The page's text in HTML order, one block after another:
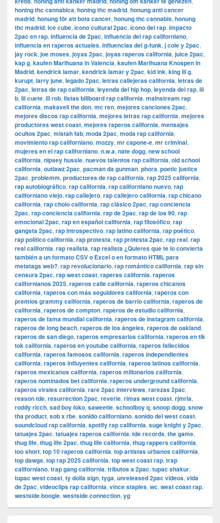
honing thc cannabica, honing thc madrid, honung anti cancer
madrid, honung för att bota cancer, honung thc cannabis, honung
thc madrid, ice cube, ícono cultural 2pac, ícono del rap, impacto
2pac en rap, influencia de 2pac, influencia del rap californiano,
influencia en raperos actuales, influencias del g-funk, j cole y 2pac,
jay rock, joe moses, joyas 2pac, joyas raperos california, juice 2pac,
kap g, kaufen Marihuana in Valencia, kaufen Marihuana Knospen in
Madrid, kendrick lamar, kendrick lamar y 2pac, kid ink, king lil g,
kurupt, larry june, legado 2pac, letras callejeras california, letras de
2pac, letras de rap california, leyenda del hip hop, leyenda del rap, lil
b, lil cuete, lil rob, listas billboard rap california, mainstream rap
california, makaveli the don, mc ren, mejores canciones 2pac,
mejores discos rap california, mejores letras rap california, mejores
productores west coast, mejores raperos california, mensajes
ocultos 2pac, mistah fab, moda 2pac, moda rap california,
movimiento rap californiano, mozzy, mr capone-e, mr criminal,
mujeres en el rap californiano, n.w.a, nate dogg, new school
california, nipsey hussle, nuevos talentos rap california, old school
california, outlawz 2pac, pacman da gunman, phora, poetic justice
2pac, problemm, productores de rap california, rap 2025 california,
rap autobiográfico, rap california, rap californiano nuevo, rap
californiano viejo, rap callejero, rap callejero california, rap chicano
california, rap cholo california, rap clásico 2pac, rap conciencia
2pac, rap conciencia california, rap de 2pac, rap de los 90, rap
emocional 2pac, rap en español california, rap filosófico, rap
gangsta 2pac, rap introspectivo, rap latino california, rap poético,
rap político california, rap protesta, rap protesta 2pac, rap real, rap
real california, rap realista, rap realista ¿Quieres que te lo convierta
también a un formato CSV o Excel o en formato HTML para
metatags web?, rap revolucionario, rap romántico california, rap sin
censura 2pac, rap west coast, raperas california, raperos
californianos 2025, raperos calle california, raperos chicanos
california, raperos con más seguidores california, raperos con
premios grammy california, raperos de barrio california, raperos de
california, raperos de compton, raperos de estudio california,
raperos de fama mundial california, raperos de instagram california,
raperos de long beach, raperos de los ángeles, raperos de oakland,
raperos de san diego, raperos empresarios california, raperos en tik
tok california, raperos en youtube california, raperos fallecidos
california, raperos famosos california, raperos independientes
california, raperos influyentes california, raperos latinos california,
raperos mexicanos california, raperos millonarios california,
raperos nominados bet california, raperos underground california,
raperos virales california, rare 2pac interviews, rarezas 2pac,
reason tde, resurrection 2pac, reverie, rimas west coast, rjmrla,
roddy ricch, sad boy loko, saweetie, schoolboy q, snoop dogg, snow
tha product, sob x rbe, sonido californiano, sonido del west coast,
soundcloud rap california, spotify rap california, suge knight y 2pac,
tatuajes 2pac, tatuajes raperos california, tde records, the game,
thug life, thug life 2pac, thug life california, thug rappers california,
too short, top 10 raperos california, top artistas urbanos california,
top dawgs, top rap 2025 california, top west coast rap, trap
californiano, trap gang california, tributos a 2pac, tupac shakur,
tupac west coast, ty dolla sign, tyga, unreleased 2pac videos, vida
de 2pac, videoclips rap california, vince staples, wc, west coast rap,
westside boogie, westside connection, yg